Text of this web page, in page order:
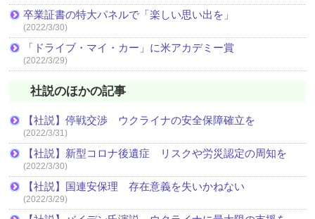
卒業証書の特大パネルで「楽しい思い出を」
(2022/3/30)
「ドライブ・マイ・カー」に米アカデミー賞
(2022/3/29)
社説のほかの記事
【社説】停戦交渉 ウクライナの安全保障確立を
(2022/3/31)
【社説】新型コロナ後遺症 リスクや労災認定の周知を
(2022/3/30)
【社説】国連安保理 存在意義を失いかねない
(2022/3/29)